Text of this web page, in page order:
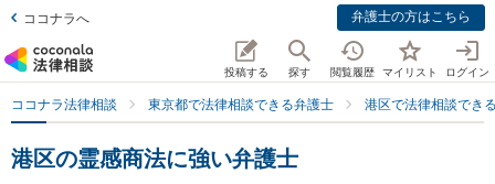
ココナラへ 弁護士の方はこちら
投稿する 探す 閲覧履歴 マイリスト ログイン
ココナラ法律相談 東京都で法律相談できる弁護士 港区で法律相談でき
港区の霊感商法に強い弁護士